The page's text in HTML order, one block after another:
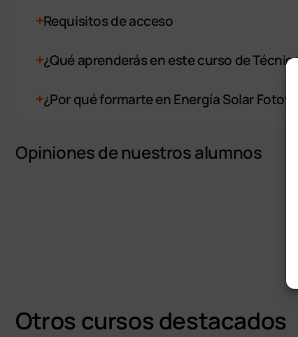
Requisitos de acceso
¿Qué aprenderás en este curso de
¿Por qué formarte en Energía Solar
Opiniones de nuestros alumnos
Otros cursos destacados